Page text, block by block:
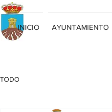
INICIO AYUNTAMIENTO
TODO